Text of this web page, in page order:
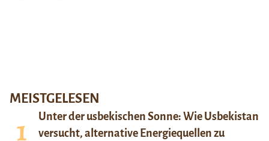
MEISTGELESEN
Unter der usbekischen Sonne: Wie Usbekistan
versucht, alternative Energiequellen zu